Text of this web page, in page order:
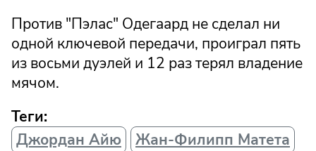
Против "Пэлас" Одегаард не сделал ни
одной ключевой передачи, проиграл пять
из восьми дуэлей и 12 раз терял владение
мячом.
Теги:
Джордан Айю
Жан-Филипп Матета